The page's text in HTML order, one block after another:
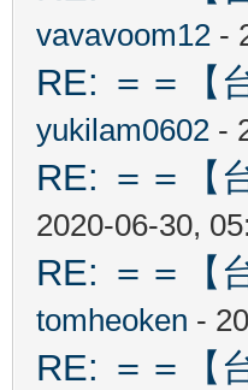
vavavoom12 -
RE: ＝＝【
yukilam0602 -
RE: ＝＝【
2020-06-30,
RE: ＝＝【
tomheoken -
RE: ＝＝【